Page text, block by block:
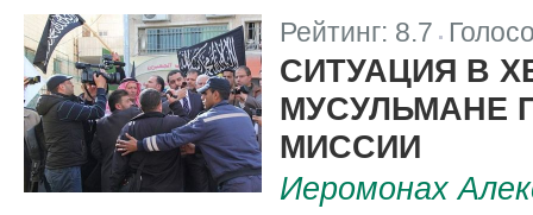
Рейтинг: 8.7
СИТУАЦИЯ В
МУСУЛЬМАНЕ
МИССИИ
Иеромонах